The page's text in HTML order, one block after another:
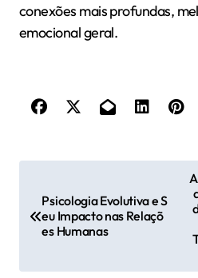
conexões mais profundas,
emocional geral.
Psicologia Evolutiva e S
eu Impacto nas Relaçõ
es Humanas